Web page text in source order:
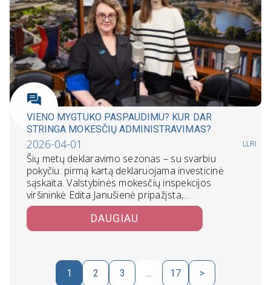
VIENO MYGTUKO PASPAUDIMU? KUR DAR
STRINGA MOKESČIŲ ADMINISTRAVIMAS?
2026-04-01 LLRI
Šių metų deklaravimo sezonas – su svarbiu
pokyčiu: pirmą kartą deklaruojama investicinė
sąskaita. Valstybinės mokesčių inspekcijos
viršininkė Edita Janušienė pripažįsta,…
DAUGIAU
1 2 3 … 17 >